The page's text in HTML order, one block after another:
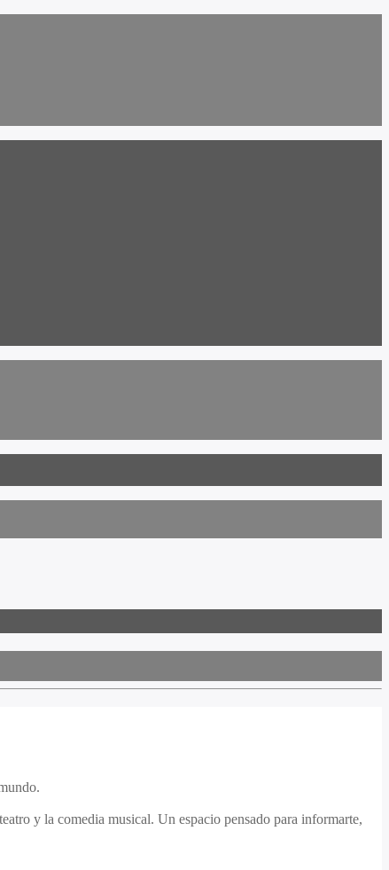
y la comedia musical. Un espacio pensado para informarte,